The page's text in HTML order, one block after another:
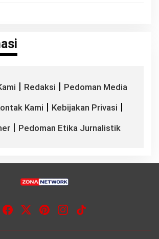
| Redaksi | Pedoman Media
Kami | Kebijakan Privasi |
| Pedoman Etika Jurnalistik